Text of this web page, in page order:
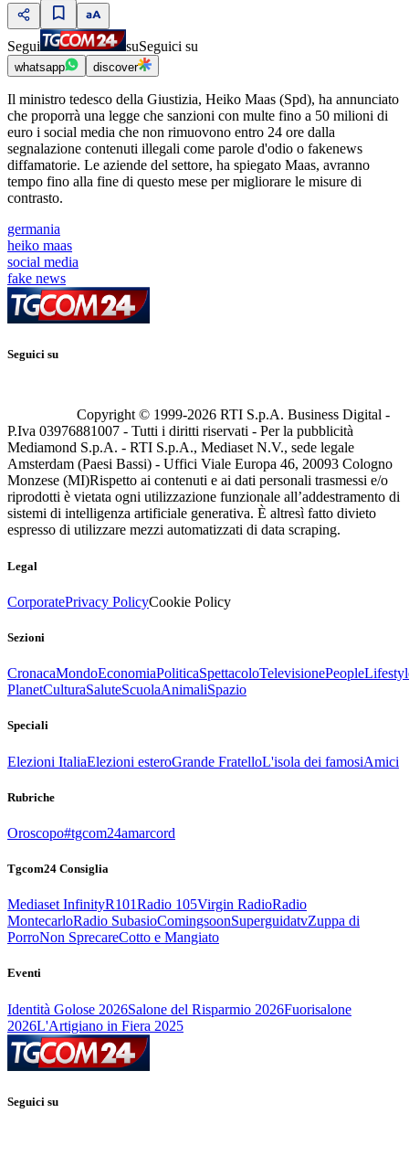
Segui suSeguici su
whatsapp discover
Il ministro tedesco della Giustizia, Heiko Maas (Spd), ha annunciato
che proporrà una legge che sanzioni con multe fino a 50 milioni di
euro i social media che non rimuovono entro 24 ore dalla
segnalazione contenuti illegali come parole d'odio o fakenews
diffamatorie. Le aziende del settore, ha spiegato Maas, avranno
tempo fino alla fine di questo mese per migliorare le misure di
contrasto.
germania
heiko maas
social media
fake news
Seguici su
Copyright © 1999-2026 RTI S.p.A. Business Digital -
P.Iva 03976881007 - Tutti i diritti riservati - Per la pubblicità
Mediamond S.p.A. - RTI S.p.A., Mediaset N.V., sede legale
Amsterdam (Paesi Bassi) - Uffici Viale Europa 46, 20093 Cologno
Monzese (MI)Rispetto ai contenuti e ai dati personali trasmessi e/o
riprodotti è vietata ogni utilizzazione funzionale all’addestramento di
sistemi di intelligenza artificiale generativa. È altresì fatto divieto
espresso di utilizzare mezzi automatizzati di data scraping.
Legal
CorporatePrivacy PolicyCookie Policy
Sezioni
CronacaMondoEconomiaPoliticaSpettacoloTelevisionePeople
PlanetCulturaSaluteScuolaAnimaliSpazio
Speciali
Elezioni ItaliaElezioni esteroGrande FratelloL'isola dei famosiAmici
Rubriche
Oroscopo#tgcom24amarcord
Tgcom24 Consiglia
Mediaset InfinityR101Radio 105Virgin RadioRadio
MontecarloRadio SubasioComingsoonSuperguidatvZuppa di
PorroNon SprecareCotto e Mangiato
Eventi
Identità Golose 2026Salone del Risparmio 2026Fuorisalone
2026L'Artigiano in Fiera 2025
Seguici su